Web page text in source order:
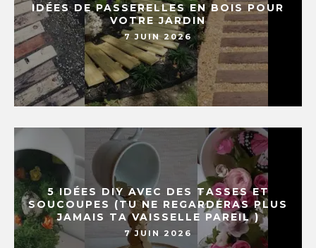
IDÉES DE PASSERELLES EN BOIS POUR
VOTRE JARDIN
7 JUIN 2026
5 IDÉES DIY AVEC DES TASSES ET
SOUCOUPES (TU NE REGARDERAS PLUS
JAMAIS TA VAISSELLE PAREIL )
7 JUIN 2026